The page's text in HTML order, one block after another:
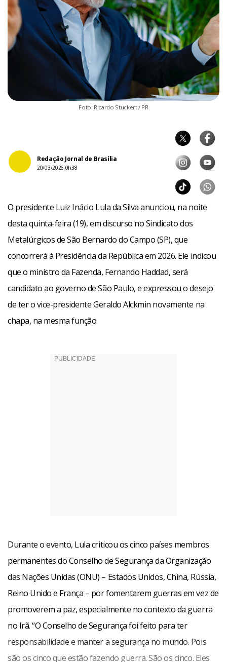
Foto: Ricardo Stuckert / PR
Redação Jornal de Brasília
20/03/2026 0h38
O presidente Luiz Inácio Lula da Silva anunciou, na noite
desta quinta-feira (19), em discurso no Sindicato dos
Metalúrgicos de São Bernardo do Campo (SP), que
concorrerá à Presidência da República em 2026. Ele indicou
que o ministro da Fazenda, Fernando Haddad, será
candidato ao governo de São Paulo, e expressou o desejo
de ter o vice-presidente Geraldo Alckmin novamente na
chapa, na mesma função.
Durante o evento, Lula criticou os cinco países membros
permanentes do Conselho de Segurança da Organização
das Nações Unidas (ONU) – Estados Unidos, China, Rússia,
Reino Unido e França – por fomentarem guerras em vez de
promoverem a paz, especialmente no contexto da guerra
no Irã. “O Conselho de Segurança foi feito para ter
responsabilidade e manter a segurança no mundo. Pois
são os cinco que estão fazendo guerra. São os cinco. Eles